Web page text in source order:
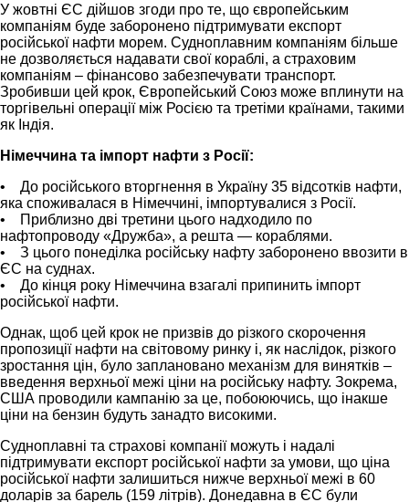
У жовтні ЄС дійшов згоди про те, що європейським
компаніям буде заборонено підтримувати експорт
російської нафти морем. Судноплавним компаніям більше
не дозволяється надавати свої кораблі, а страховим
компаніям – фінансово забезпечувати транспорт.
Зробивши цей крок, Європейський Союз може вплинути на
торгівельні операції між Росією та третіми країнами, такими
як Індія.
Німеччина та імпорт нафти з Росії:
• До російського вторгнення в Україну 35 відсотків нафти,
яка споживалася в Німеччині, імпортувалися з Росії.
• Приблизно дві третини цього надходило по
нафтопроводу «Дружба», а решта — кораблями.
• З цього понеділка російську нафту заборонено ввозити в
ЄС на суднах.
• До кінця року Німеччина взагалі припинить імпорт
російської нафти.
Однак, щоб цей крок не призвів до різкого скорочення
пропозиції нафти на світовому ринку і, як наслідок, різкого
зростання цін, було заплановано механізм для винятків –
введення верхньої межі ціни на російську нафту. Зокрема,
США проводили кампанію за це, побоюючись, що інакше
ціни на бензин будуть занадто високими.
Судноплавні та страхові компанії можуть і надалі
підтримувати експорт російської нафти за умови, що ціна
російської нафти залишиться нижче верхньої межі в 60
доларів за барель (159 літрів). Донедавна в ЄС були